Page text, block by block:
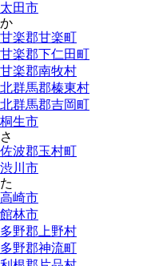
太田市
か
甘楽郡甘楽町
甘楽郡下仁田町
甘楽郡南牧村
北群馬郡榛東村
北群馬郡吉岡町
桐生市
さ
佐波郡玉村町
渋川市
た
高崎市
館林市
多野郡上野村
多野郡神流町